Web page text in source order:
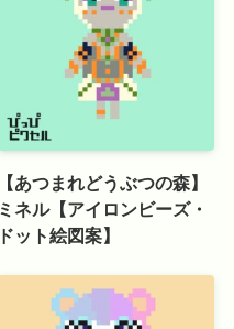
【あつまれどうぶつの森】
ミネル【アイロンビーズ・
ドット絵図案】